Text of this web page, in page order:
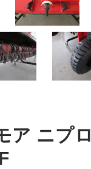
ア ニプロ